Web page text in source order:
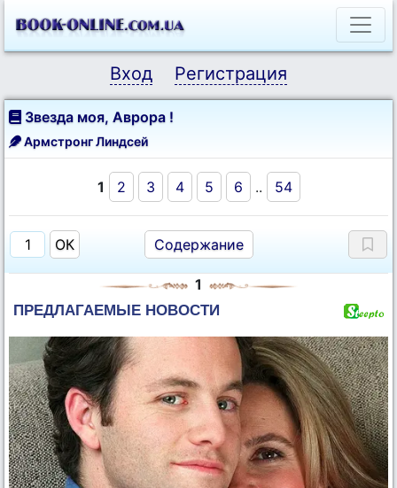
Вход Регистрация
Звезда моя, Аврора !
Армстронг Линдсей
1 2 3 4 5 6 .. 54
Содержание
1